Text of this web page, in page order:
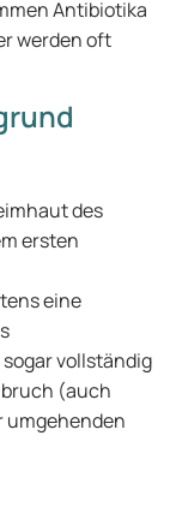
Antibiotika
werden oft
des
ersten
eine
vollständig
(auch
umgehenden